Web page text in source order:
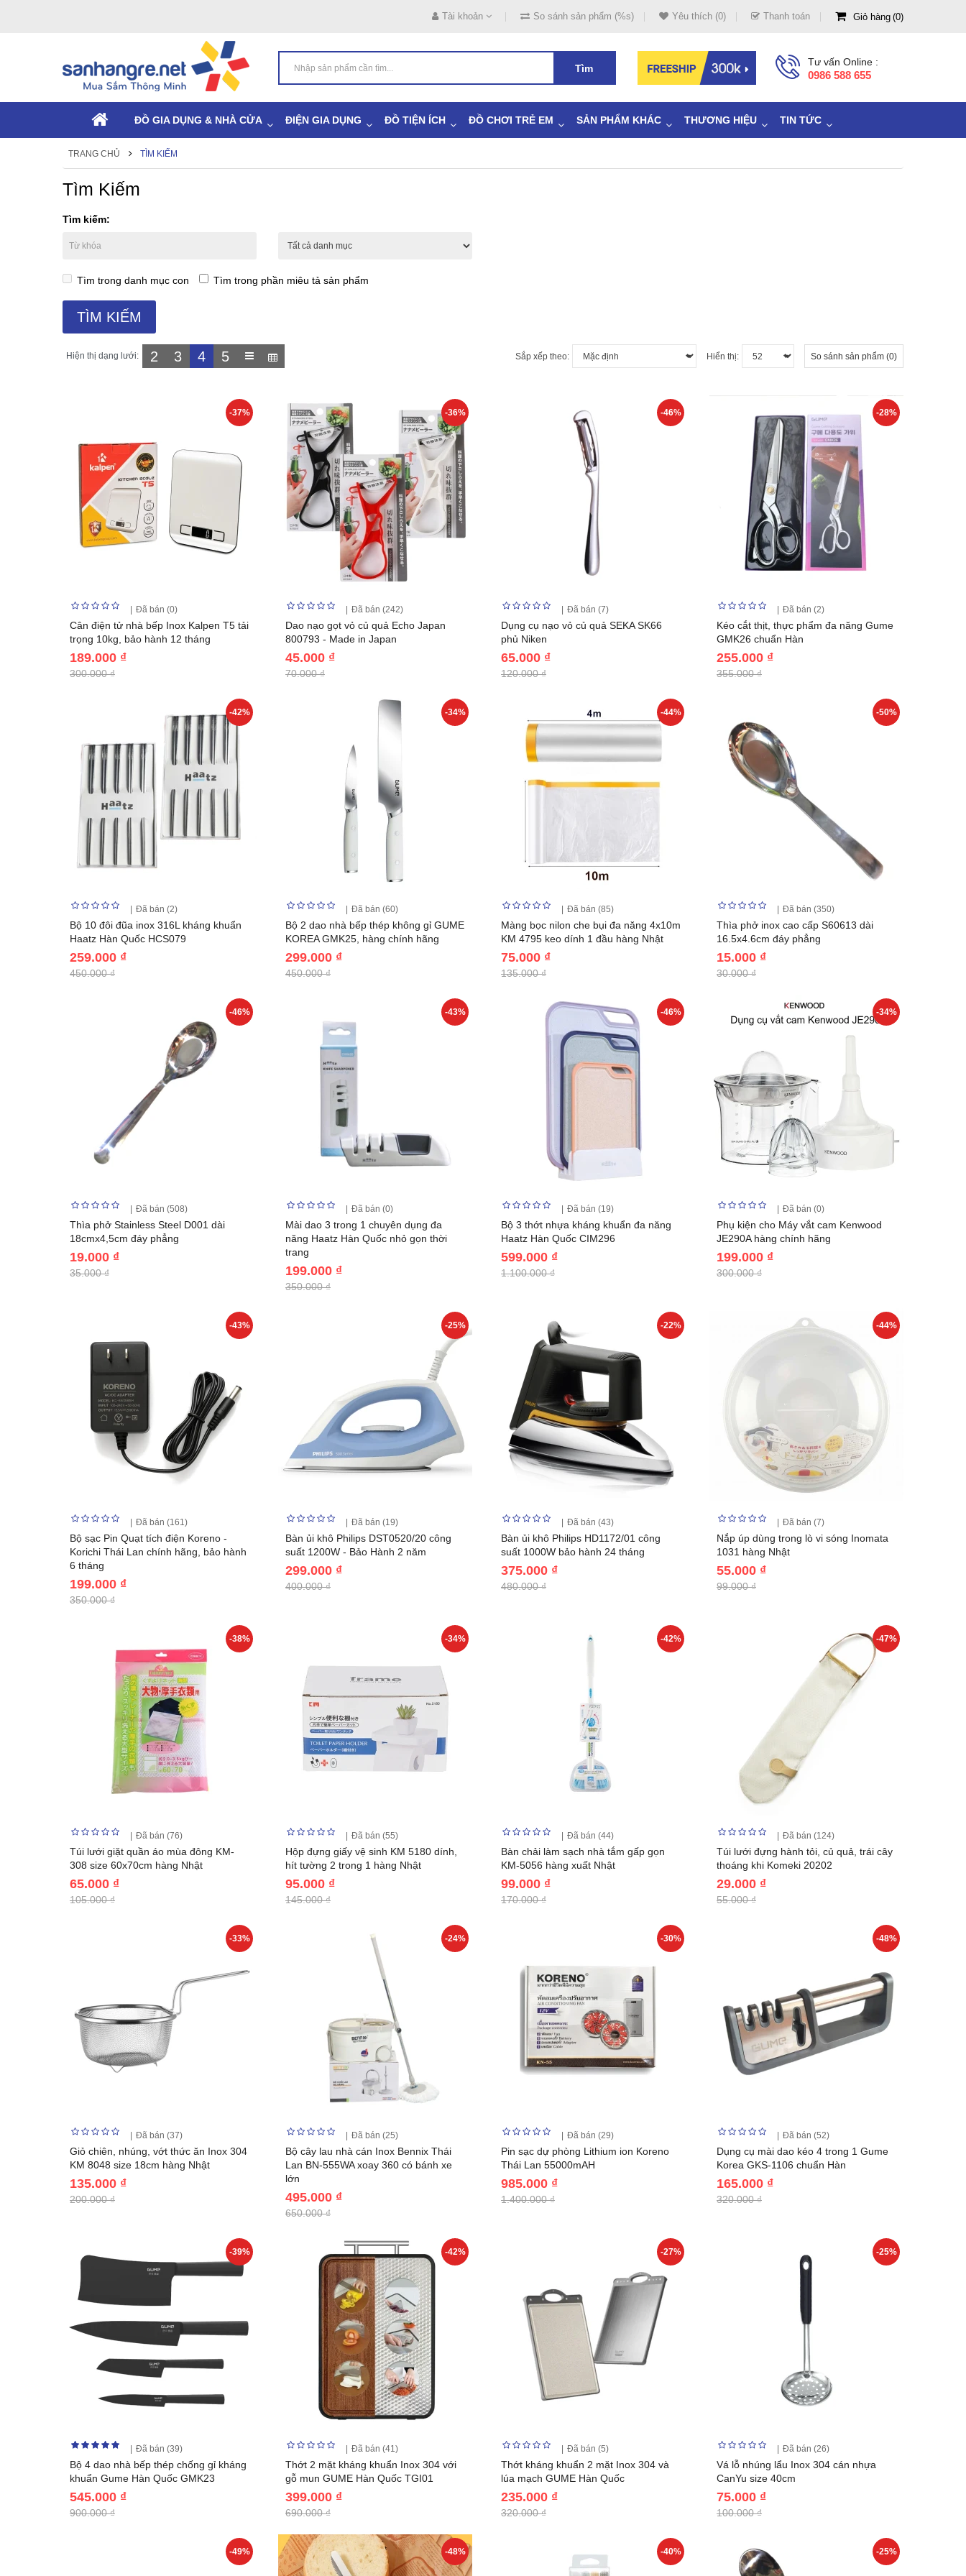
Tài khoản So sánh sản phẩm (%s) Yêu thích (0) Thanh toán Giỏ hàng 0
Tìm
Tư vấn Online :
0986 588 655
ĐỒ GIA DỤNG & NHÀ CỬA ĐIỆN GIA DỤNG ĐỒ TIỆN ÍCH ĐỒ CHƠI TRẺ EM SẢN PHẨM KHÁC THƯƠNG HIỆU TIN TỨC
TRANG CHỦ TÌM KIẾM
Tìm Kiếm
Tìm kiếm:
Tìm trong danh mục con Tìm trong phần miêu tả sản phẩm
Hiện thị dạng lưới: 2 3 4 5 Sắp xếp theo: Hiển thị: So sánh sản phẩm (0)
-37%
Đã bán (0)
Cân điện tử nhà bếp Inox Kalpen T5 tải
trọng 10kg, bảo hành 12 tháng
189.000 ₫
300.000 ₫
-36%
Đã bán (242)
Dao nạo gọt vỏ củ quả Echo Japan
800793 - Made in Japan
45.000 ₫
70.000 ₫
-46%
Đã bán (7)
Dụng cụ nạo vỏ củ quả SEKA SK66
phủ Niken
65.000 ₫
120.000 ₫
-28%
Đã bán (2)
Kéo cắt thịt, thực phẩm đa năng Gume
GMK26 chuẩn Hàn
255.000 ₫
355.000 ₫
-42%
Đã bán (2)
Bộ 10 đôi đũa inox 316L kháng khuẩn
Haatz Hàn Quốc HCS079
259.000 ₫
450.000 ₫
-34%
Đã bán (60)
Bộ 2 dao nhà bếp thép không gỉ GUME
KOREA GMK25, hàng chính hãng
299.000 ₫
450.000 ₫
-44%
Đã bán (85)
Màng bọc nilon che bụi đa năng 4x10m
KM 4795 keo dính 1 đầu hàng Nhật
75.000 ₫
135.000 ₫
-50%
Đã bán (350)
Thìa phở inox cao cấp S60613 dài
16.5x4.6cm đáy phẳng
15.000 ₫
30.000 ₫
-46%
Đã bán (508)
Thìa phở Stainless Steel D001 dài
18cmx4,5cm đáy phẳng
19.000 ₫
35.000 ₫
-43%
Đã bán (0)
Mài dao 3 trong 1 chuyên dụng đa
năng Haatz Hàn Quốc nhỏ gọn thời
trang
199.000 ₫
350.000 ₫
-46%
Đã bán (19)
Bộ 3 thớt nhựa kháng khuẩn đa năng
Haatz Hàn Quốc CIM296
599.000 ₫
1.100.000 ₫
-34%
Đã bán (0)
Phụ kiện cho Máy vắt cam Kenwood
JE290A hàng chính hãng
199.000 ₫
300.000 ₫
-43%
Đã bán (161)
Bộ sạc Pin Quạt tích điện Koreno -
Korichi Thái Lan chính hãng, bảo hành
6 tháng
199.000 ₫
350.000 ₫
-25%
Đã bán (19)
Bàn ủi khô Philips DST0520/20 công
suất 1200W - Bảo Hành 2 năm
299.000 ₫
400.000 ₫
-22%
Đã bán (43)
Bàn ủi khô Philips HD1172/01 công
suất 1000W bảo hành 24 tháng
375.000 ₫
480.000 ₫
-44%
Đã bán (7)
Nắp úp dùng trong lò vi sóng Inomata
1031 hàng Nhật
55.000 ₫
99.000 ₫
-38%
Đã bán (76)
Túi lưới giặt quần áo mùa đông KM-
308 size 60x70cm hàng Nhật
65.000 ₫
105.000 ₫
-34%
Đã bán (55)
Hộp đựng giấy vệ sinh KM 5180 dính,
hít tường 2 trong 1 hàng Nhật
95.000 ₫
145.000 ₫
-42%
Đã bán (44)
Bàn chải làm sạch nhà tắm gấp gọn
KM-5056 hàng xuất Nhật
99.000 ₫
170.000 ₫
-47%
Đã bán (124)
Túi lưới đựng hành tỏi, củ quả, trái cây
thoáng khi Komeki 20202
29.000 ₫
55.000 ₫
-33%
Đã bán (37)
Giỏ chiên, nhúng, vớt thức ăn Inox 304
KM 8048 size 18cm hàng Nhật
135.000 ₫
200.000 ₫
-24%
Đã bán (25)
Bộ cây lau nhà cán Inox Bennix Thái
Lan BN-555WA xoay 360 có bánh xe
lớn
495.000 ₫
650.000 ₫
-30%
Đã bán (29)
Pin sạc dự phòng Lithium ion Koreno
Thái Lan 55000mAH
985.000 ₫
1.400.000 ₫
-48%
Đã bán (52)
Dụng cụ mài dao kéo 4 trong 1 Gume
Korea GKS-1106 chuẩn Hàn
165.000 ₫
320.000 ₫
-39%
Đã bán (39)
Bộ 4 dao nhà bếp thép chống gỉ kháng
khuẩn Gume Hàn Quốc GMK23
545.000 ₫
900.000 ₫
-42%
Đã bán (41)
Thớt 2 mặt kháng khuẩn Inox 304 với
gỗ mun GUME Hàn Quốc TGI01
399.000 ₫
690.000 ₫
-27%
Đã bán (5)
Thớt kháng khuẩn 2 mặt Inox 304 và
lúa mạch GUME Hàn Quốc
235.000 ₫
320.000 ₫
-25%
Đã bán (26)
Vá lỗ nhúng lẩu Inox 304 cán nhựa
CanYu size 40cm
75.000 ₫
100.000 ₫
-49% -48% -40% -25%